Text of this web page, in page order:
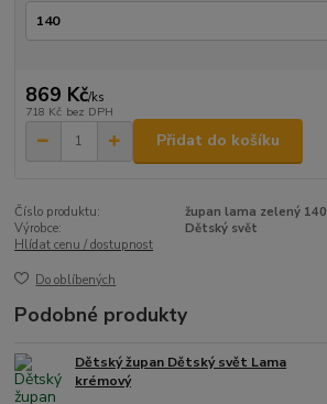
869 Kč/ks
718 Kč bez DPH
Přidat do košíku
Číslo produktu:
župan lama zelený 140
Výrobce:
Dětský svět
Hlídat cenu / dostupnost
Do oblíbených
Podobné produkty
Dětský župan Dětský svět Lama
krémový